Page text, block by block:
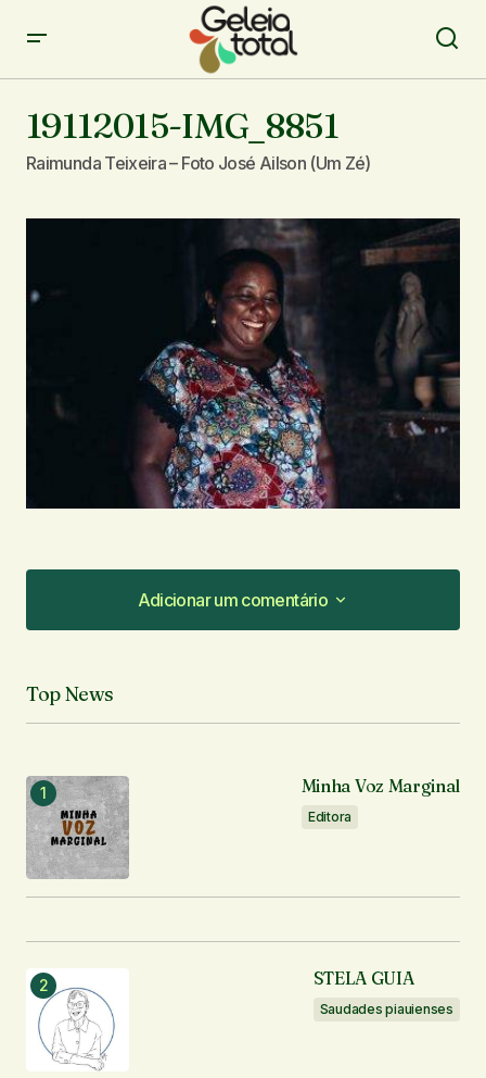
19112015-IMG_8851
Raimunda Teixeira – Foto José Ailson (Um Zé)
Adicionar um comentário
Adicionar um comentário
O seu endereço de e-mail não será publicado.
Comentário
Seu nome*
Seu e-mail
Top News
Minha Voz Marginal
Editora
STELA GUIA
Saudades piauienses